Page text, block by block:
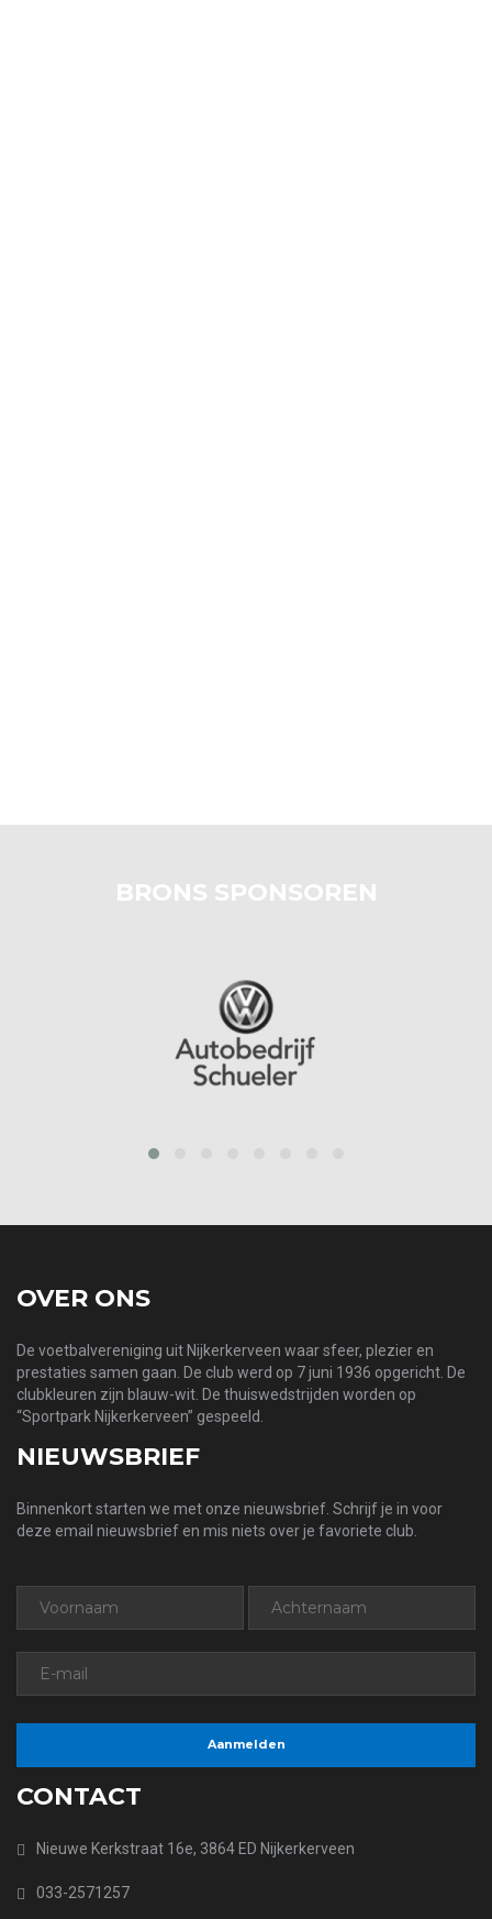
BRONS SPONSOREN
OVER ONS
De voetbalvereniging uit Nijkerkerveen waar sfeer, plezier en
prestaties samen gaan. De club werd op 7 juni 1936 opgericht. De
clubkleuren zijn blauw-wit. De thuiswedstrijden worden op
“Sportpark Nijkerkerveen” gespeeld.
NIEUWSBRIEF
Binnenkort starten we met onze nieuwsbrief. Schrijf je in voor
deze email nieuwsbrief en mis niets over je favoriete club.
CONTACT
Nieuwe Kerkstraat 16e, 3864 ED Nijkerkerveen
033-2571257